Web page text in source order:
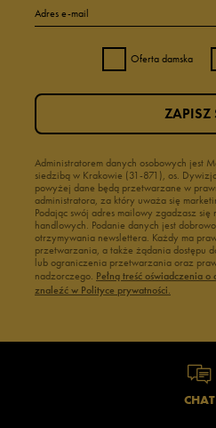
4
1
Jak zbieramy opinie?
Adres e-mail
Oferta damska
Administratorem danych osobowych jest
siedzibą w Krakowie (31-871), os.
powyżej dane będą przetwarzane w
administratora, za który uważa się
Podając swój adres mailowy zgadzasz
handlowych. Podanie danych jest
otrzymywania newslettera. Każdy ma
przetwarzania, a także żądania dostępu
lub ograniczenia przetwarzania oraz
nadzorczego. Pełną treść oświadczenia
znaleźć w Polityce prywatności.
ZAPISZ
CHAT